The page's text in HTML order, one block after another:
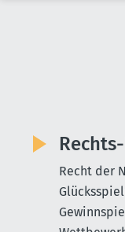
Recht der